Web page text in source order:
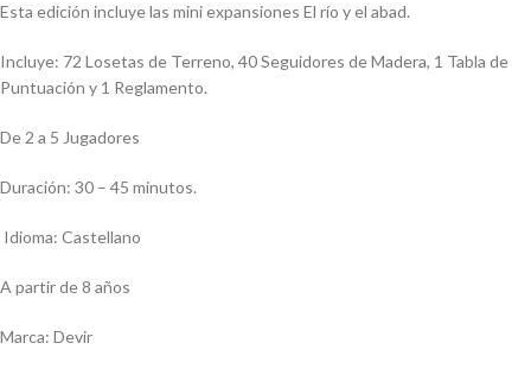
Esta edición incluye las mini expansiones El río y el abad.
Incluye: 72 Losetas de Terreno, 40 Seguidores de Madera, 1 Tabla de
Puntuación y 1 Reglamento.
De 2 a 5 Jugadores
Duración: 30 – 45 minutos.
Idioma: Castellano
A partir de 8 años
Marca: Devir